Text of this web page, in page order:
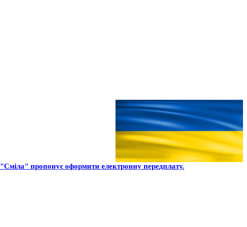
пропонує оформити електронну передплату.